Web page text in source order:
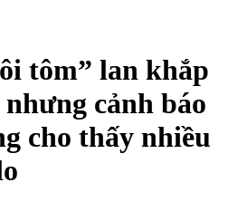
tôm” lan khắp
cảnh báo
cho thấy nhiều